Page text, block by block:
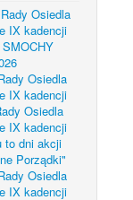
Osiedla
IX kadencji
Osiedla
IX kadencji
Osiedla
IX kadencji
to dni akcji
Porządki"
Osiedla
IX kadencji